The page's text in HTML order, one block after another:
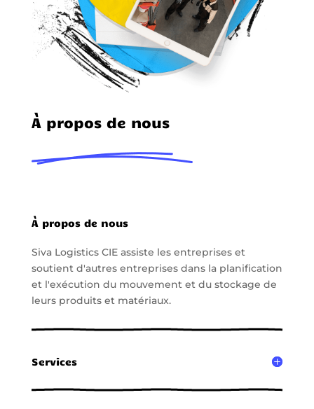
À propos de nous
À propos de nous
Siva Logistics CIE assiste les entreprises et
soutient d'autres entreprises dans la planification
et l'exécution du mouvement et du stockage de
leurs produits et matériaux.
Services